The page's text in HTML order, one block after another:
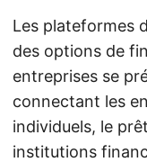
Les plateformes
des options de
entreprises se
connectant les
individuels, le
institutions